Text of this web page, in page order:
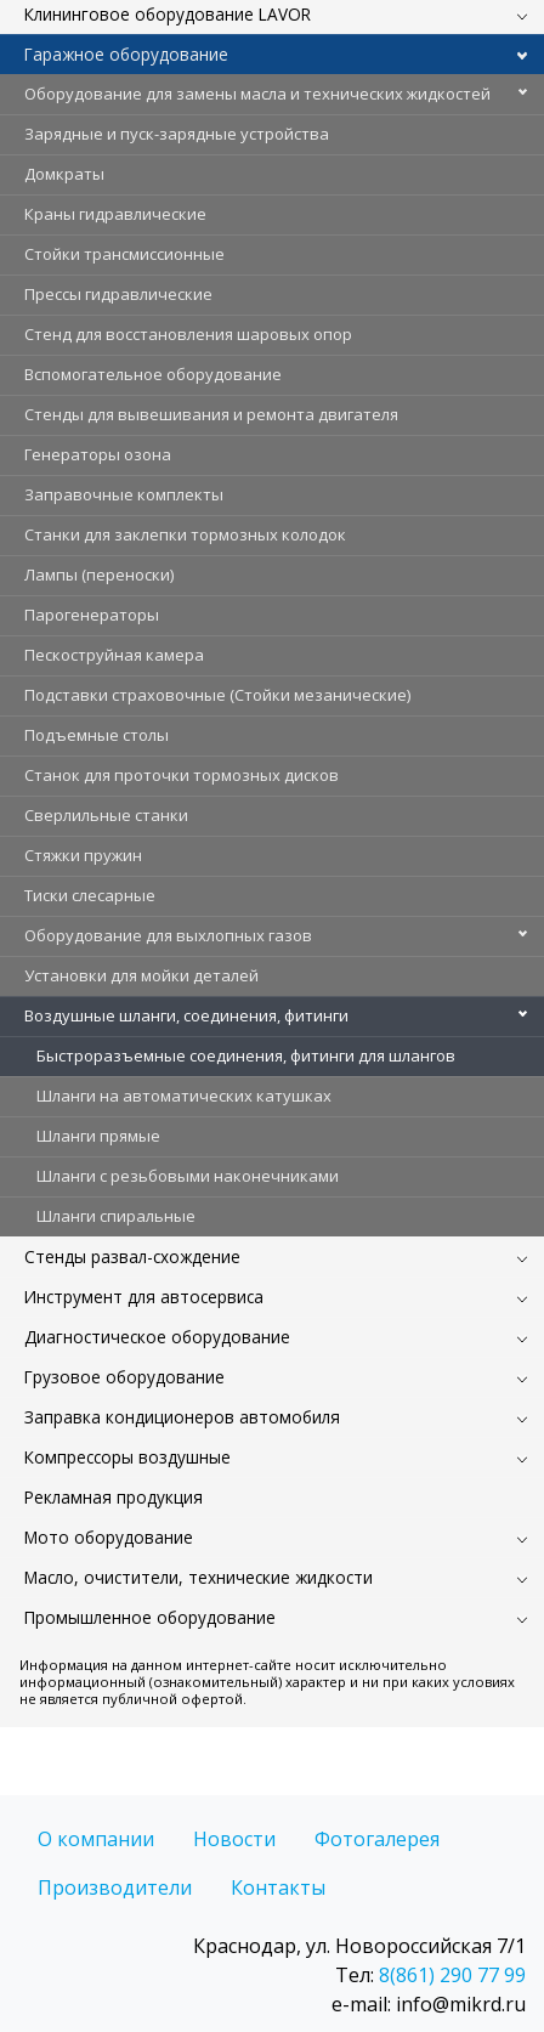
Клининговое оборудование LAVOR
Гаражное оборудование
Оборудование для замены масла и технических жидкостей
Зарядные и пуск-зарядные устройства
Домкраты
Краны гидравлические
Стойки трансмиссионные
Прессы гидравлические
Стенд для восстановления шаровых опор
Вспомогательное оборудование
Стенды для вывешивания и ремонта двигателя
Генераторы озона
Заправочные комплекты
Станки для заклепки тормозных колодок
Лампы (переноски)
Парогенераторы
Пескоструйная камера
Подставки страховочные (Стойки мезанические)
Подъемные столы
Станок для проточки тормозных дисков
Сверлильные станки
Стяжки пружин
Тиски слесарные
Оборудование для выхлопных газов
Установки для мойки деталей
Воздушные шланги, соединения, фитинги
Быстроразъемные соединения, фитинги для шлангов
Шланги на автоматических катушках
Шланги прямые
Шланги с резьбовыми наконечниками
Шланги спиральные
Стенды развал-схождение
Инструмент для автосервиса
Диагностическое оборудование
Грузовое оборудование
Заправка кондиционеров автомобиля
Компрессоры воздушные
Рекламная продукция
Мото оборудование
Масло, очистители, технические жидкости
Промышленное оборудование
Информация на данном интернет-сайте носит исключительно
информационный (ознакомительный) характер и ни при каких условиях
не является публичной офертой.
О компании Новости
Фотогалерея
Производители
Контакты
Краснодар, ул. Новороссийская 7/1
Тел: 8(861) 290 77 99
e-mail: info@mikrd.ru